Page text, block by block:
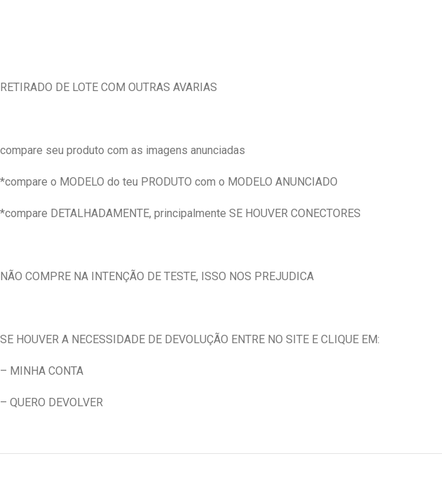
RETIRADO DE LOTE COM OUTRAS AVARIAS
compare seu produto com as imagens anunciadas
*compare o MODELO do teu PRODUTO com o MODELO ANUNCIADO
*compare DETALHADAMENTE, principalmente SE HOUVER CONECTORES
NÃO COMPRE NA INTENÇÃO DE TESTE, ISSO NOS PREJUDICA
SE HOUVER A NECESSIDADE DE DEVOLUÇÃO ENTRE NO SITE E CLIQUE EM:
– MINHA CONTA
– QUERO DEVOLVER